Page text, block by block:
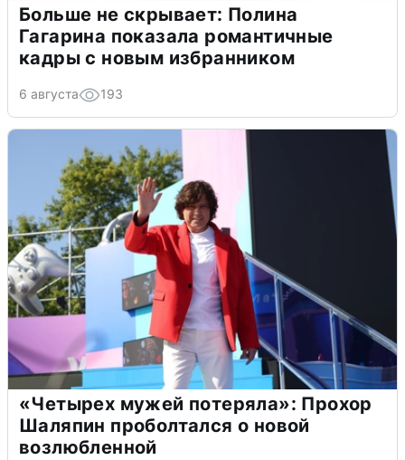
Больше не скрывает: Полина
Гагарина показала романтичные
кадры с новым избранником
6 августа 193
«Четырех мужей потеряла»: Прохор
Шаляпин проболтался о новой
возлюбленной